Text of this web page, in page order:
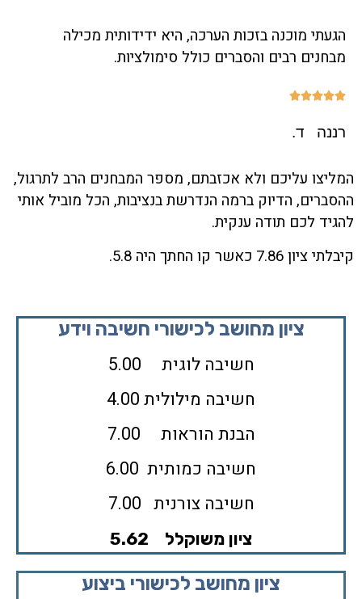
הגעתי מוכנה בזכות הערכה, היא ידידותית מכילה
מבחנים רבים והסברים כולל סימולציות.





רננה ד.
המליצו עליכם ולא אכזבתם, מספר המבחנים הרב לתרגול,
ההסברים, הדיוק ברמה הנדרשת בנציבות, הכל מוביל אותי
להגיד לכם תודה ענקית.
קיבלתי ציון 7.86 כאשר קו החתך היה 5.8.
ציון מחושב לכישורי חשיבה וידע
חשיבה לוגית 5.00
חשיבה מילולית 4.00
הבנת הוראות 7.00
חשיבה כמותית 6.00
חשיבה צורנית 7.00
ציון משוקלל 5.62
ציון מחושב לכישורי ביצוע